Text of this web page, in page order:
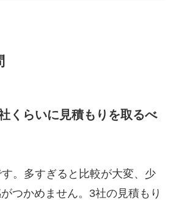
くらいに見積もりを取るべ
。多すぎると比較が大変、少
つかめません。3社の見積もり